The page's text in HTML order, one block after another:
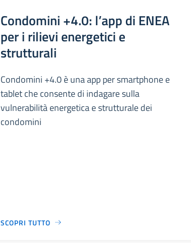
Condomini +4.0: l’app di ENEA
per i rilievi energetici e
strutturali
Condomini +4.0 è una app per smartphone e
tablet che consente di indagare sulla
vulnerabilità energetica e strutturale dei
condomini
SCOPRI TUTTO